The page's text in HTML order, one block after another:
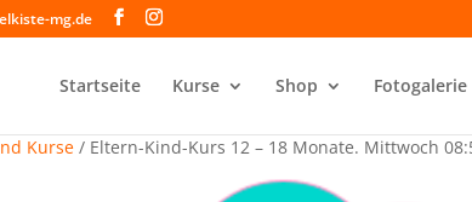
mg.de
Startseite Kurse Shop Fotogalerie
Kurse / Eltern-Kind-Kurs 12 – 18 Monate. Mittwoch